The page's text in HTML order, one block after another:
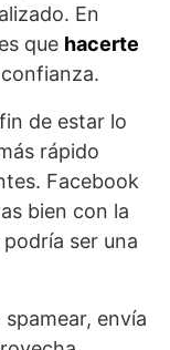
En
que hacerte
de estar lo
rápido
Facebook
bien con la
ser una
spamear, envía